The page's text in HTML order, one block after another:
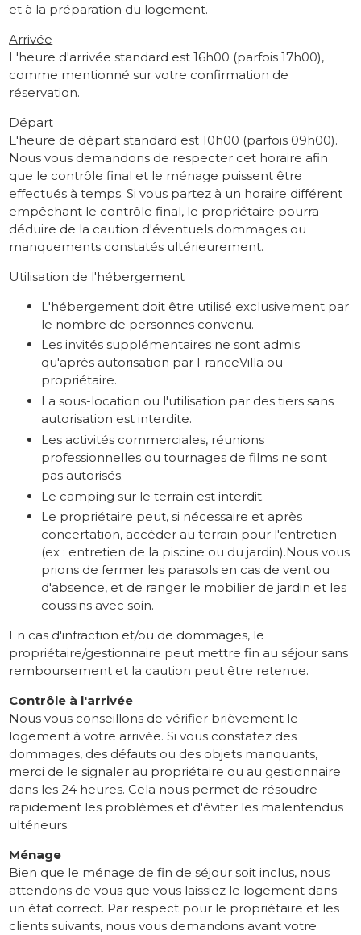
et à la préparation du logement.
Arrivée
L'heure d'arrivée standard est 16h00 (parfois 17h00),
comme mentionné sur votre confirmation de
réservation.
Départ
L'heure de départ standard est 10h00 (parfois 09h00).
Nous vous demandons de respecter cet horaire afin
que le contrôle final et le ménage puissent être
effectués à temps. Si vous partez à un horaire différent
empêchant le contrôle final, le propriétaire pourra
déduire de la caution d'éventuels dommages ou
manquements constatés ultérieurement.
Utilisation de l'hébergement
L'hébergement doit être utilisé exclusivement par
le nombre de personnes convenu.
Les invités supplémentaires ne sont admis
qu'après autorisation par FranceVilla ou
propriétaire.
La sous-location ou l'utilisation par des tiers sans
autorisation est interdite.
Les activités commerciales, réunions
professionnelles ou tournages de films ne sont
pas autorisés.
Le camping sur le terrain est interdit.
Le propriétaire peut, si nécessaire et après
concertation, accéder au terrain pour l'entretien
(ex : entretien de la piscine ou du jardin).Nous vous
prions de fermer les parasols en cas de vent ou
d'absence, et de ranger le mobilier de jardin et les
coussins avec soin.
En cas d'infraction et/ou de dommages, le
propriétaire/gestionnaire peut mettre fin au séjour sans
remboursement et la caution peut être retenue.
Contrôle à l'arrivée
Nous vous conseillons de vérifier brièvement le
logement à votre arrivée. Si vous constatez des
dommages, des défauts ou des objets manquants,
merci de le signaler au propriétaire ou au gestionnaire
dans les 24 heures. Cela nous permet de résoudre
rapidement les problèmes et d'éviter les malentendus
ultérieurs.
Ménage
Bien que le ménage de fin de séjour soit inclus, nous
attendons de vous que vous laissiez le logement dans
un état correct. Par respect pour le propriétaire et les
clients suivants, nous vous demandons avant votre